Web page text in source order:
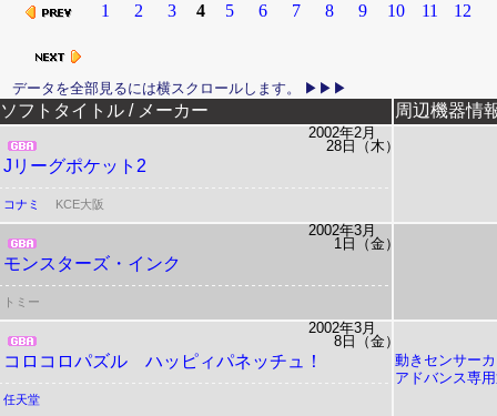
1 2 3 4 5 6 7 8 9 10 11 12
リース日
ソフトタイトル / メーカー 周辺機器情
2002年2月
28日（木）
Jリーグポケット2
コナミ KCE大阪
2002年3月
1日（金）
モンスターズ・インク
トミー
2002年3月
8日（金）
コロコロパズル ハッピィパネッチュ！
動きセンサー
アドバンス専
任天堂